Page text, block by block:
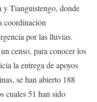
y Tianguistengo, donde
coordinación
por las lluvias.
censo, para conocer los
la entrega de apoyos
se han abierto 188
cuales 51 han sido